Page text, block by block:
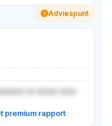
! Adviespunt
xx xxxxx xxxx
premium rapport